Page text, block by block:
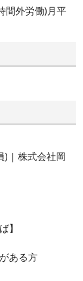
間外労働)月平
) | 株式会社岡
】
ある方